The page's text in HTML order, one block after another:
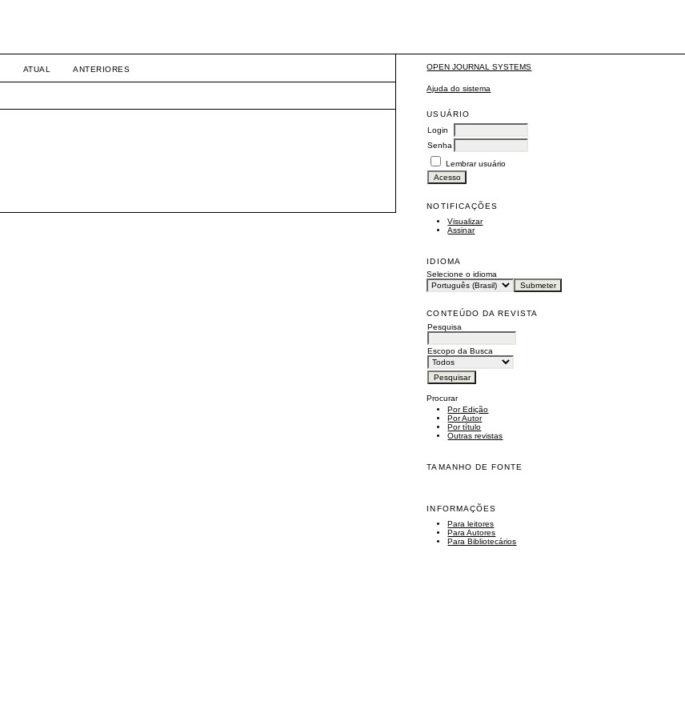
OPEN JOURNAL SYSTEMS
Ajuda do sistema
USUÁRIO
Login
Senha
Lembrar usuário
NOTIFICAÇÕES
Visualizar
Assinar
IDIOMA
Selecione o idioma
CONTEÚDO DA REVISTA
Pesquisa
Escopo da Busca
Procurar
Por Edição
Por Autor
Por título
Outras revistas
TAMANHO DE FONTE
INFORMAÇÕES
Para leitores
Para Autores
Para Bibliotecários
ATUAL ANTERIORES